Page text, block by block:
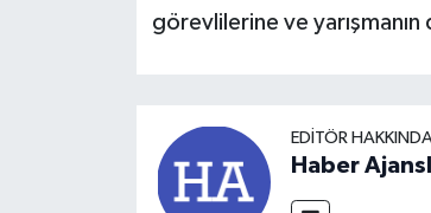
görevlilerine ve
EDITÖR HAKKINDA
Haber